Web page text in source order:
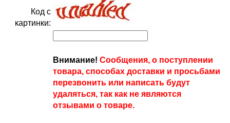
Код с
картинки:
Внимание! Сообщения, о поступлении
товара, способах доставки и просьбами
перезвонить или написать будут
удаляться, так как не являются
отзывами о товаре.